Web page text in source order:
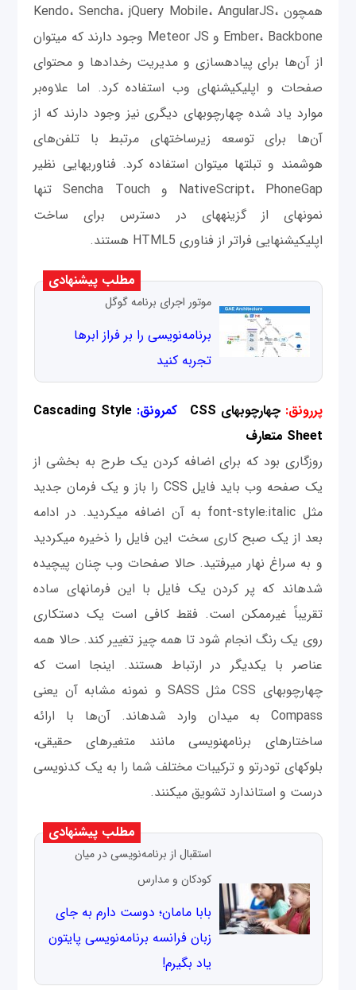
همچون Kendo، Sencha، jQuery Mobile، AngularJS،
Ember، Backbone و Meteor JS وجود دارند که می‎توان
از آن‌ها برای پیاده‎سازی و مدیریت رخدادها و محتوای
صفحات و اپلیکیشن‎های وب استفاده کرد. اما علاوه‌بر
موارد یاد شده چهارچوب‎های دیگری نیز وجود دارند که از
آن‌ها برای توسعه زیرساخت‎های مرتبط با تلفن‌های
هوشمند و تبلت‎ها می‎توان استفاده کرد. فناوری‎هایی نظیر
NativeScript، PhoneGap و Sencha Touch تنها
نمونه‎ای از گزينه‎های در دسترس برای ساخت
اپلیکیشن‎هایی فراتر از فناوری HTML5 هستند.
مطلب پیشنهادی
موتور اجرای برنامه گوگل
برنا‌مه‌نویسی را بر فراز ابرها
تجربه کنید
پررونق: چهارچوب‎های CSS کم‎رونق:
Cascading Style
Sheet متعارف
روزگاری بود که برای اضافه کردن یک طرح به بخشی از
یک صفحه وب باید فایل CSS را باز و یک فرمان جدید
مثل font-style:italic به آن اضافه می‎کردید. در ادامه
بعد از یک صبح کاری سخت این فایل را ذخيره می‎کردید
و به ‌سراغ نهار می‎رفتید. حالا صفحات وب چنان پیچیده
شده‎اند که پر کردن یک فایل با این فرمان‎های ساده
تقريباً غیرممکن است. فقط کافی است یک دستکاری
روی یک رنگ انجام شود تا همه چیز تغییر کند. حالا همه
عناصر با یکدیگر در ارتباط هستند. اینجا است که
چهارچوب‎های CSS مثل SASS و نمونه مشابه آن یعنی
Compass به میدان وارد شده‎اند. آن‌ها با ارائه
ساختارهای برنامه‎نویسی مانند متغیرهای حقیقی،
بلوک‎های تودرتو و ترکیبات مختلف شما را به یک کدنویسی
درست و استاندارد تشویق می‎کنند.
مطلب پیشنهادی
استقبال از برنامه‌نویسی در میان
کودکان و مدارس
بابا مامان؛ دوست دارم به جای
زبان فرانسه برنامه‌نویسی پایتون
یاد بگیرم!